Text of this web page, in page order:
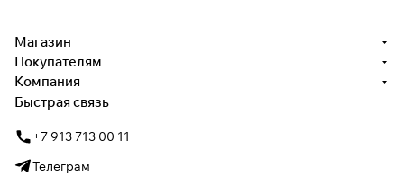
Магазин
Покупателям
Компания
Быстрая связь
+7 913 713 00 11
Телеграм